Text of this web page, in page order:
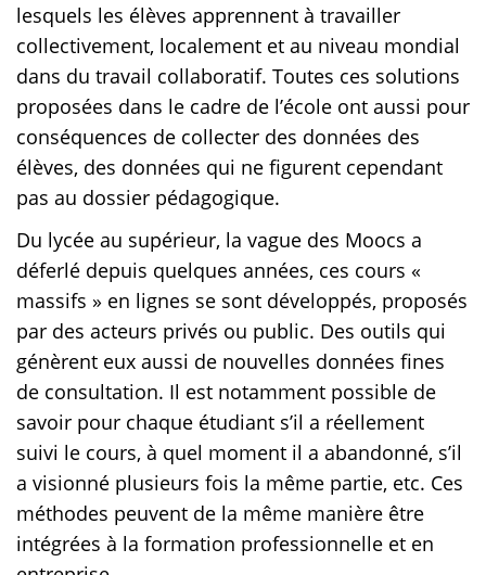
lesquels les élèves apprennent à travailler
collectivement, localement et au niveau mondial
dans du travail collaboratif. Toutes ces solutions
proposées dans le cadre de l’école ont aussi pour
conséquences de collecter des données des
élèves, des données qui ne figurent cependant
pas au dossier pédagogique.
Du lycée au supérieur, la vague des Moocs a
déferlé depuis quelques années, ces cours «
massifs » en lignes se sont développés, proposés
par des acteurs privés ou public. Des outils qui
génèrent eux aussi de nouvelles données fines
de consultation. Il est notamment possible de
savoir pour chaque étudiant s’il a réellement
suivi le cours, à quel moment il a abandonné, s’il
a visionné plusieurs fois la même partie, etc. Ces
méthodes peuvent de la même manière être
intégrées à la formation professionnelle et en